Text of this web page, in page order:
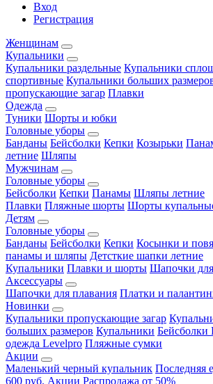
Вход
Регистрация
Женщинам
Купальники
Купальники раздельные Купальники
спортивные Купальники больших
пропускающие загар Плавки
Одежда
Туники Шорты и юбки
Головные уборы
Банданы Бейсболки Кепки Козырьки
летние Шляпы
Мужчинам
Головные уборы
Бейсболки Кепки Панамы Шляпы летние
Плавки Пляжные шорты Шорты
Детям
Головные уборы
Банданы Бейсболки Кепки Косынки и
панамы и шляпы Детсткие шапки летние
Купальники Плавки и шорты Шапочки
Аксессуары
Шапочки для плавания Платки и
Новинки
Купальники пропускающие загар
больших размеров Купальники Бейсболки
одежда Levelpro Пляжные сумки
Акции
Маленький черный купальник Последняя
600 руб. Акции Распродажа от 50%